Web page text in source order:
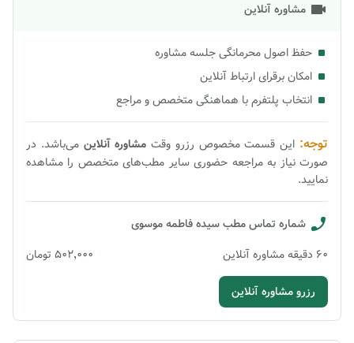
مشاوره آنلاین
حفظ اصول محرمانگی جلسه مشاوره
امکان برقرای ارتباط آنلاین
انتخاب پلتفرم با هماهنگی متخصص و مراجع
توجه: این قسمت مخصوص رزرو وقت مشاورهآنلاین می‌باشد. در
صورت نیاز به مراجعه حضوری سایر مطب‌های متخصص را مشاهده
نمایید.
شماره تماس مطبسیده فاطمه موسوی
60 دقیقهمشاوره آنلاین ۵۰۲٬۰۰۰ تومان
رزرو مشاوره آنلاین